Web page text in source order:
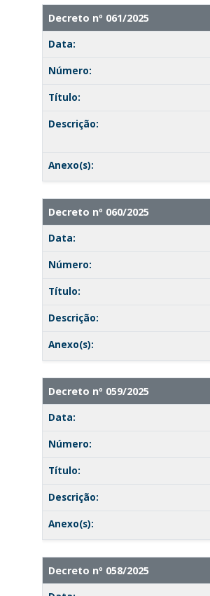
Decreto nº 061/2025
Data:
Número:
Título:
Descrição:
Anexo(s):
Decreto nº 060/2025
Data:
Número:
Título:
Descrição:
Anexo(s):
Decreto nº 059/2025
Data:
Número:
Título:
Descrição:
Anexo(s):
Decreto nº 058/2025